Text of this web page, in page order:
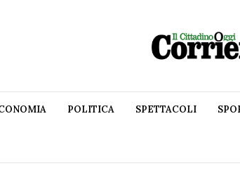
POLITICA SPETTACOLI